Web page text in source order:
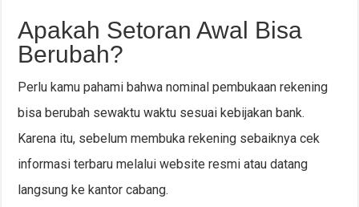
Apakah Setoran Awal Bisa
Berubah?
Perlu kamu pahami bahwa nominal pembukaan rekening
bisa berubah sewaktu waktu sesuai kebijakan bank.
Karena itu, sebelum membuka rekening sebaiknya cek
informasi terbaru melalui website resmi atau datang
langsung ke kantor cabang.